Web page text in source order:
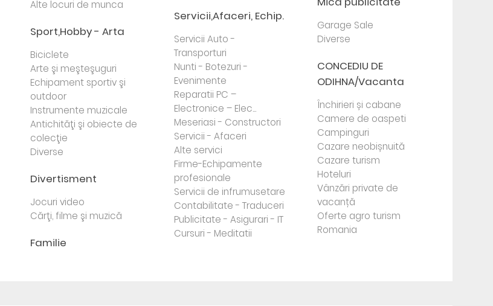
Alte locuri de munca
Sport,Hobby - Arta
Biciclete
Arte şi meşteşuguri
Echipament sportiv şi
outdoor
Instrumente muzicale
Antichităţi şi obiecte de
colecţie
Diverse
Divertisment
Jocuri video
Cărţi, filme şi muzică
Familie
Servicii,Afaceri, Echip.
Servicii Auto -
Transporturi
Nunti - Botezuri -
Evenimente
Reparatii PC –
Electronice – Elec...
Meseriasi - Constructori
Servicii - Afaceri
Alte servici
Firme-Echipamente
profesionale
Servicii de infrumusetare
Contabilitate - Traduceri
Publicitate - Asigurari - IT
Cursuri - Meditatii
Garage Sale
Diverse
CONCEDIU DE
ODIHNA/Vacanta
Închirieri și cabane
Camere de oaspeti
Campinguri
Cazare neobișnuită
Cazare turism
Hoteluri
Vânzări private de
vacanță
Oferte agro turism
Romania